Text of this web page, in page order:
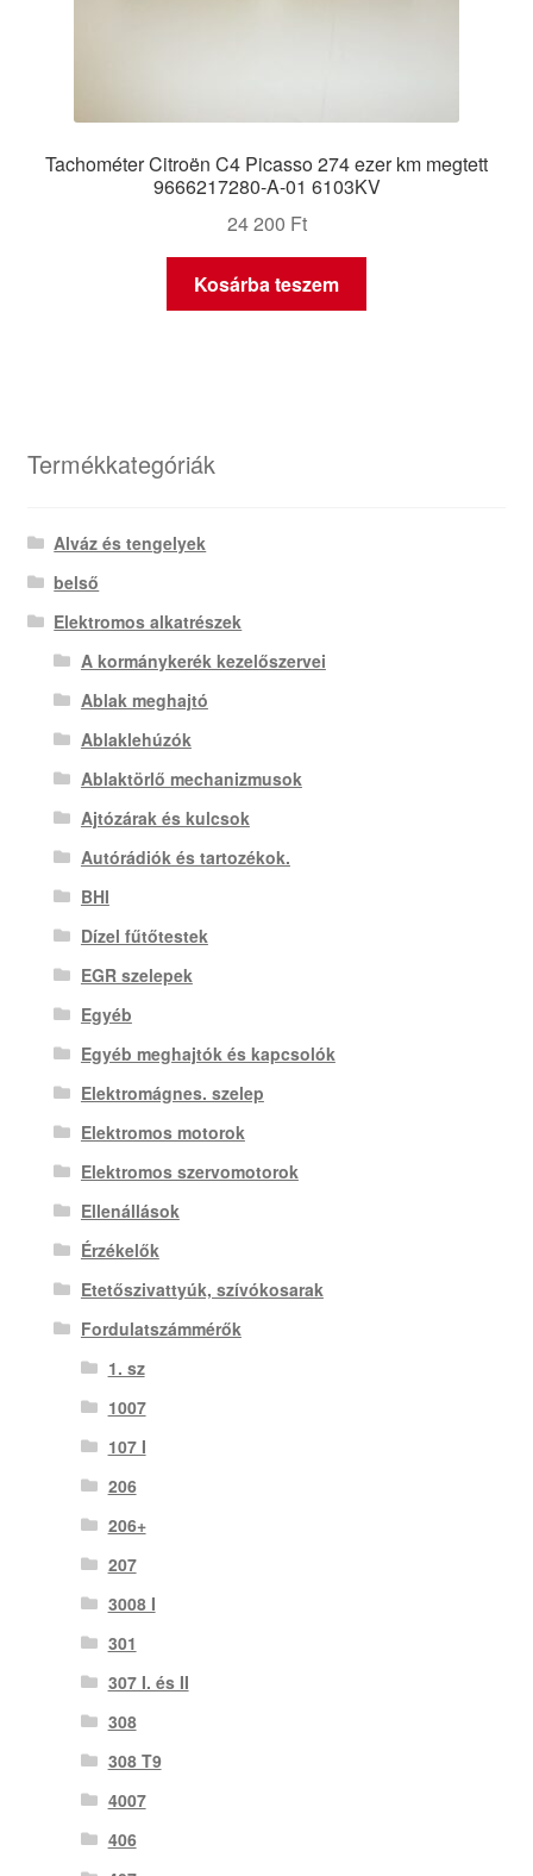
Tachométer Citroën C4 Picasso 274 ezer km megtett
9666217280-A-01 6103KV
24 200 Ft
Kosárba teszem
Termékkategóriák
Alváz és tengelyek
belső
Elektromos alkatrészek
A kormánykerék kezelőszervei
Ablak meghajtó
Ablaklehúzók
Ablaktörlő mechanizmusok
Ajtózárak és kulcsok
Autórádiók és tartozékok.
BHI
Dízel fűtőtestek
EGR szelepek
Egyéb
Egyéb meghajtók és kapcsolók
Elektromágnes. szelep
Elektromos motorok
Elektromos szervomotorok
Ellenállások
Érzékelők
Etetőszivattyúk, szívókosarak
Fordulatszámmérők
1. sz
1007
107 I
206
206+
207
3008 I
301
307 I. és II
308
308 T9
4007
406